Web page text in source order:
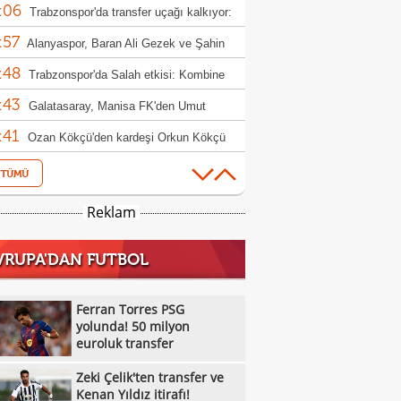
Trabzonspor'da transfer uçağı kalkıyor:
Nunez
Alanyaspor, Baran Ali Gezek ve Şahin
kadrosuna kattı
Trabzonspor'da Salah etkisi: Kombine
rekor!
Galatasaray, Manisa FK'den Umut
kadrosuna kattı
Ozan Kökçü'den kardeşi Orkun Kökçü
Fenerbahçe'de sıcak saatler: Romelu
Arsenal, Bruno Guimaraes'i açıkladı!
açıklaması
Vangelis Pavlidis transfer kararını
teklif hazırlığı!
Zeki Çelik'ten transfer ve Kenan Yıldız
Fenerbahçe'de Semedo takımdan
İşte nedeni
Beşiktaş'ta Felix Uduokhai'ye sürpriz
Reklam
FUTBOL
Ferran Torres PSG
yolunda! 50 milyon
euroluk transfer
Zeki Çelik'ten transfer ve
Kenan Yıldız itirafı!